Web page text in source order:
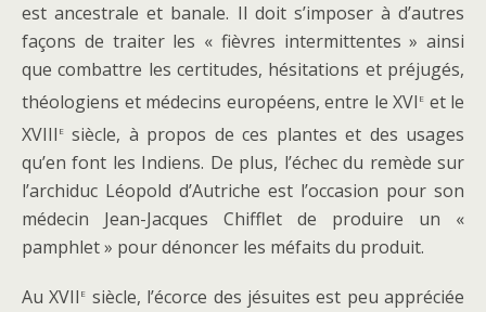
est ancestrale et banale. Il doit s’imposer à d’autres
façons de traiter les « fièvres intermittentes » ainsi
que combattre les certitudes, hésitations et préjugés,
théologiens et médecins européens, entre le XVIe et le
XVIIIe siècle, à propos de ces plantes et des usages
qu’en font les Indiens. De plus, l’échec du remède sur
l’archiduc Léopold d’Autriche est l’occasion pour son
médecin Jean-Jacques Chifflet de produire un «
pamphlet » pour dénoncer les méfaits du produit.
Au XVIIe siècle, l’écorce des jésuites est peu appréciée